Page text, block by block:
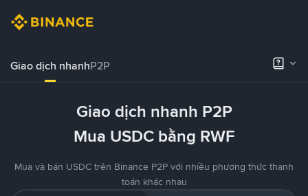
Giao dịch nhanhP2P
Giao dịch nhanh P2P
Mua USDC bằng RWF
Mua và bán USDC trên Binance P2P với nhiều phương thức thanh
toán khác nhau